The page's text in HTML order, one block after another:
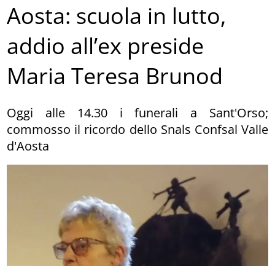
Aosta: scuola in lutto,
addio all’ex preside
Maria Teresa Brunod
Oggi alle 14.30 i funerali a Sant'Orso;
commosso il ricordo dello Snals Confsal Valle
d'Aosta